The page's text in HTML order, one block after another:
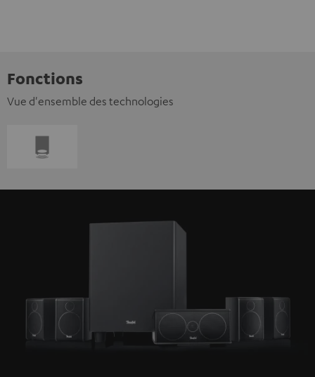
Fonctions
Vue d'ensemble des technologies